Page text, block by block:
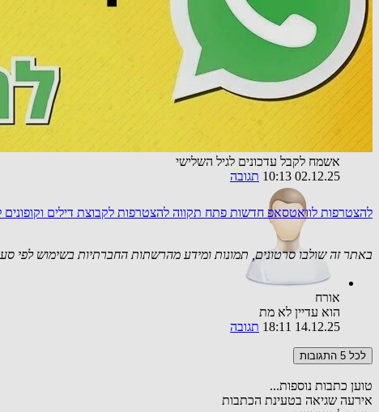
להצטרפות לוואטסאפ חדשות פתח תקווה להצטרפות לקבוצת דילים
באתר זה שולבו סרטונים, תמונות ומידע מהרשתות החברתיות בשימוש לפי סעיף 27א לחוק זכויות יוצרים. במידה וידוע מי
כל הכבוד.
22.09.25 23:04
תגובה
אורח
אשמח לקבל עדכונים לגיל השלישי
02.12.25 10:13
תגובה
אורח
הוא עדיין לא מת
14.12.25 18:11
תגובה
לכל 5 התגובות
טוען כתבות נוספות...
אירעה שגיאה בטעינת הכתבות